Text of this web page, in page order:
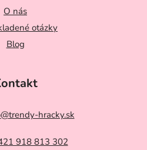
O nás
otázky
Blog
@trendy-hracky.sk
918 813 302